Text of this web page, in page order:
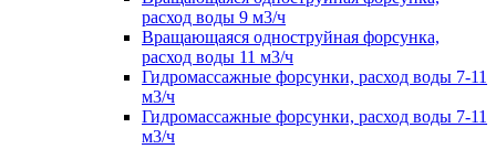
расход воды 9 м3/ч
Вращающаяся одноструйная форсунка,
расход воды 11 м3/ч
Гидромассажные форсунки, расход воды 7-11
м3/ч
Гидромассажные форсунки, расход воды 7-11
м3/ч